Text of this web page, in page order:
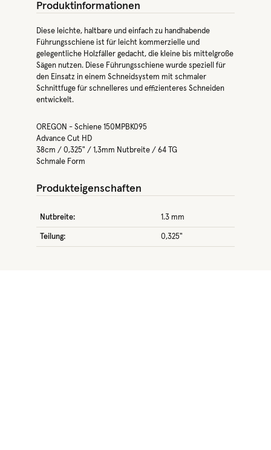
Produktinformationen
Diese leichte, haltbare und einfach zu handhabende
Führungsschiene ist für leicht kommerzielle und
gelegentliche Holzfäller gedacht, die kleine bis mittelgroße
Sägen nutzen. Diese Führungsschiene wurde speziell für
den Einsatz in einem Schneidsystem mit schmaler
Schnittfuge für schnelleres und effizienteres Schneiden
entwickelt.
OREGON - Schiene 150MPBK095
Advance Cut HD
38cm / 0,325" / 1,3mm Nutbreite / 64 TG
Schmale Form
Produkteigenschaften
Nutbreite: 1.3 mm
Teilung: 0,325"